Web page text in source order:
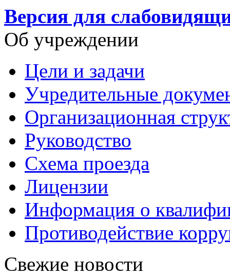
Версия для
Об учреждении
Цели и задачи
Учредительные
Организационная
Руководство
Схема проезда
Лицензии
Информация о
Противодействие
Свежие новости